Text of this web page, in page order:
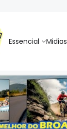
Essencial Midias